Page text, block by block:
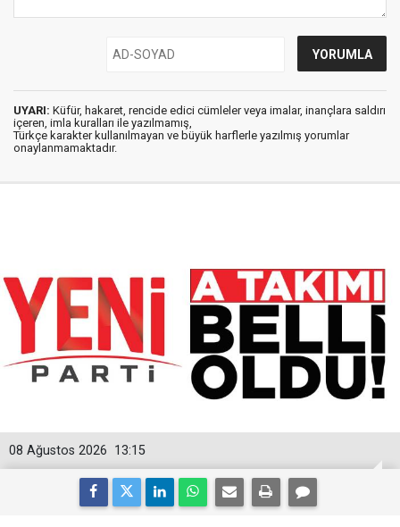
UYARI: Küfür, hakaret, rencide edici cümleler veya imalar, inançlara saldırı
içeren, imla kuralları ile yazılmamış,
Türkçe karakter kullanılmayan ve büyük harflerle yazılmış yorumlar
onaylanmamaktadır.
13:15
08 Ağustos 2026